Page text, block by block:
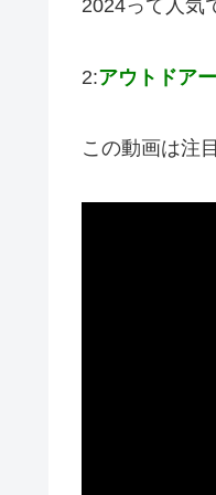
2024って人気
2:アウトドア
この動画は注